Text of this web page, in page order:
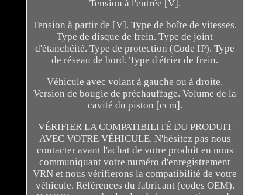
Tension à l'entrée [V].
Tension à partir de [V]. Type de boîte de vitesses.
Type de disque de frein. Type de joint
d'étanchéité. Type de protection (Code IP). Type
de réseau de bord. Type d'étrier de frein.
Véhicule avec volant à gauche ou à droite.
Version de bougie de préchauffage. Volume de la
cavité du piston [ccm].
VÉRIFIER LA COMPATIBILITÉ DU PRODUIT
AVEC VOTRE VÉHICULE. N'hésitez pas nous
contacter avant l'achat de votre produit en nous
communiquant votre numéro d'enregistrement
VRN et nous vérifierons la compatibilité de votre
véhicule. Références du fabricant (codes OEM).